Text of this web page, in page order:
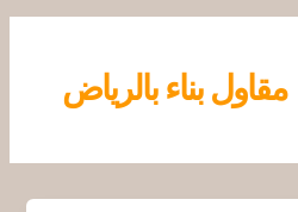
مقاول بناء بالرياض